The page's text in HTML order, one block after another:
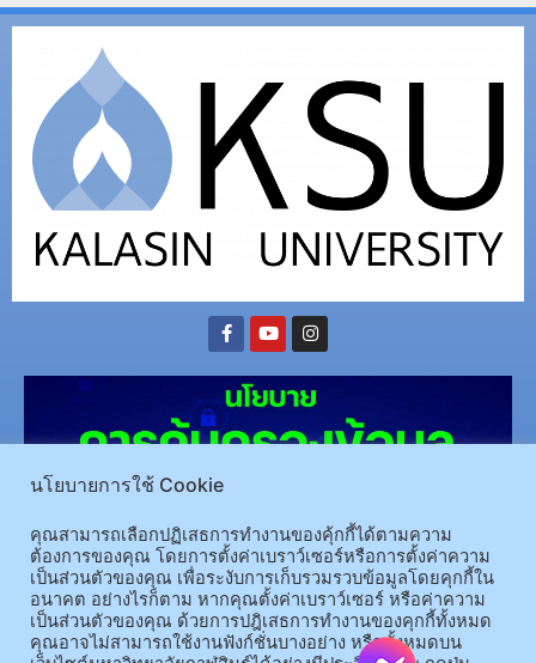
(อ.นามน)13 หมู่ 14 ต.สงเปลือย อ.นามน จ.กาฬสินธุ์ 46230โทรศัพท์ : 043-602-055 โทรสาร :
043-602-044
(อ.เมือง)62/1 ถ.เกษตรสมบูรณ์ ต.กาฬสินธุ์ อ.เมือง จ.กาฬสินธุ์ 46000โทรศัพท์ 043-811128 08-
นโยบายการใช้ Cookie
คุณสามารถเลือกปฏิเสธการทำงานของคุ้กกี้ได้ตามความ
ต้องการของคุณ โดยการตั้งค่าเบราว์เซอร์หรือการตั้งค่าความ
เป็นส่วนตัวของคุณ เพื่อระงับการเก็บรวมรวบข้อมูลโดยคุกกี้ใน
อนาคต อย่างไรก็ตาม หากคุณตั้งค่าเบราว์เซอร์ หรือค่าความ
เป็นส่วนตัวของคุณ ด้วยการปฎิเสธการทำงานของคุกกี้ทั้งหมด
คุณอาจไม่สามารถใช้งานฟังก์ชั่นบางอย่าง หรือทั้งหมดบน